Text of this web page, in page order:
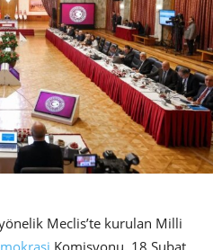
Meclis’te kurulan Milli